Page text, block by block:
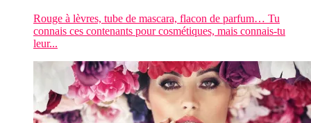
Rouge à lèvres, tube de mascara, flacon de parfum… Tu
connais ces contenants pour cosmétiques, mais connais-tu
leur...